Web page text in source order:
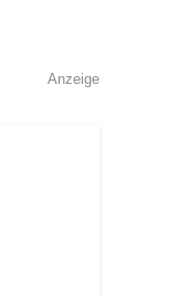
Anzeige